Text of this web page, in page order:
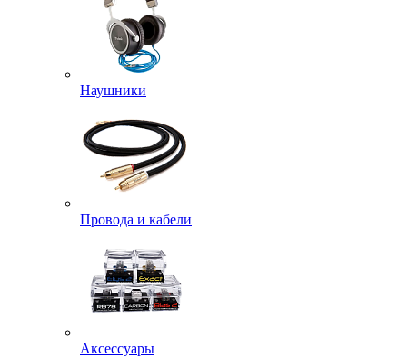
Наушники
Провода и кабели
Аксессуары